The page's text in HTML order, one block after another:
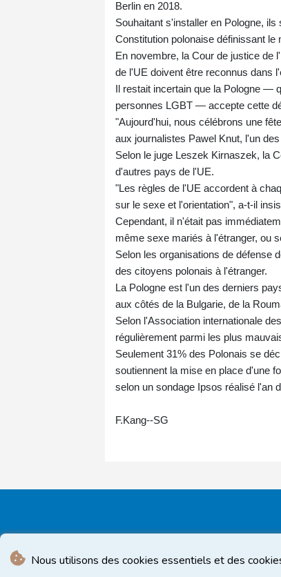
Nous utilisons des cookies essentiels et des
Berlin en 2018.
Souhaitant s'installer en Pologne,
Constitution polonaise définissant
En novembre, la Cour de justice de
de l'UE doivent être reconnus dans
Il restait incertain que la Pologne —
personnes LGBT — accepte cette
"Aujourd'hui, nous célébrons une
aux journalistes Pawel Knut, l'un
Selon le juge Leszek Kirnaszek, la
d'autres pays de l'UE.
"Les règles de l'UE accordent à
sur le sexe et l'orientation", a-t-il
Cependant, il n'était pas
même sexe mariés à l'étranger, ou
Selon les organisations de défense
des citoyens polonais à l'étranger.
La Pologne est l'un des derniers
aux côtés de la Bulgarie, de la
Selon l'Association internationale
régulièrement parmi les plus
Seulement 31% des Polonais se
soutiennent la mise en place d'une
selon un sondage Ipsos réalisé l'an
F.Kang--SG